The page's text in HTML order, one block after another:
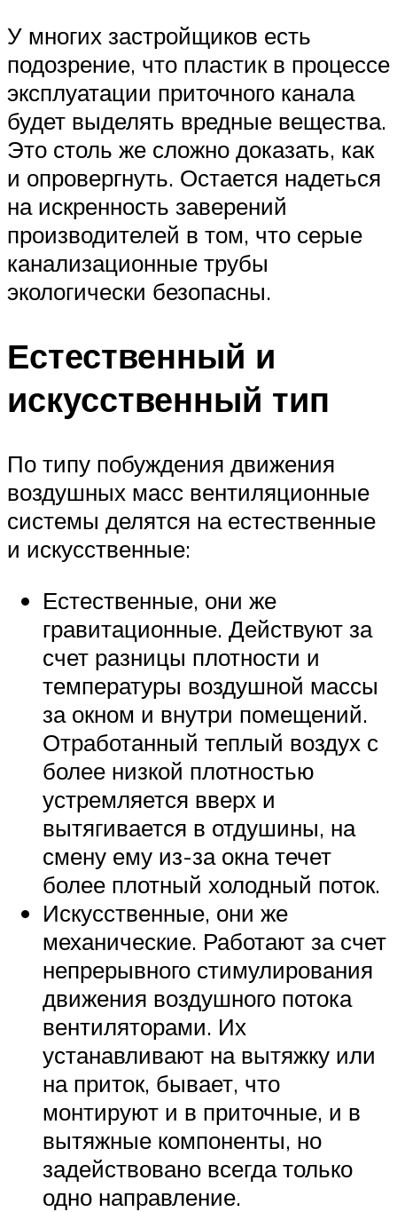
У многих застройщиков есть
подозрение, что пластик в процессе
эксплуатации приточного канала
будет выделять вредные вещества.
Это столь же сложно доказать, как
и опровергнуть. Остается надеться
на искренность заверений
производителей в том, что серые
канализационные трубы
экологически безопасны.
Естественный и
искусственный тип
По типу побуждения движения
воздушных масс вентиляционные
системы делятся на естественные
и искусственные:
Естественные, они же
гравитационные. Действуют за
счет разницы плотности и
температуры воздушной массы
за окном и внутри помещений.
Отработанный теплый воздух с
более низкой плотностью
устремляется вверх и
вытягивается в отдушины, на
смену ему из-за окна течет
более плотный холодный поток.
Искусственные, они же
механические. Работают за счет
непрерывного стимулирования
движения воздушного потока
вентиляторами. Их
устанавливают на вытяжку или
на приток, бывает, что
монтируют и в приточные, и в
вытяжные компоненты, но
задействовано всегда только
одно направление.